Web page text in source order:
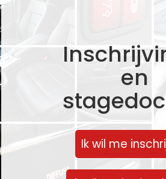
en
Ik wil me